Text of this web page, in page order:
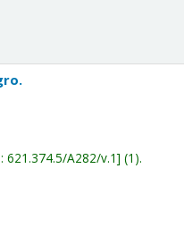
621.374.5/A282/v.1 (1).